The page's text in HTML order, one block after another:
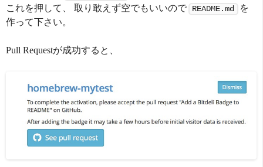
これを押して、 取り敢えず空でもいいので
README.md
を
作って下さい。
Pull Requestが成功すると、